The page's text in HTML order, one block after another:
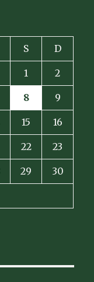
S D
1 2
8 9
15 16
22 23
29 30